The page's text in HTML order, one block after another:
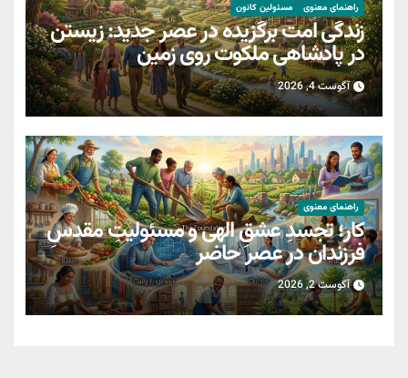
راهنمای معنوی مسئولین کانون
زندگی امت برگزیده در عصر جدید: زیستن
در پادشاهی ملکوت روی زمین
آگوست 4, 2026
راهنمای معنوی
کار؛ تجسدِ عشقِ الهی و مسئولیتِ مقدسِ
فرزندان در عصر حاضر
آگوست 2, 2026